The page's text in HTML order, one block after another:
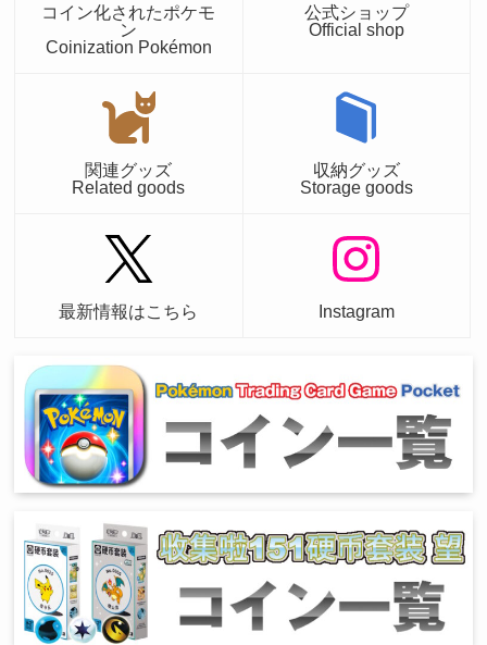
コイン化されたポケモ
ン
Coinization Pokémon
公式ショップ
Official shop
関連グッズ
Related goods
収納グッズ
Storage goods
最新情報はこちら Instagram